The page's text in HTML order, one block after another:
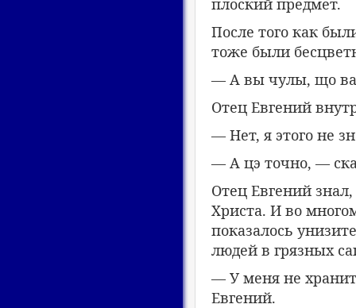
плоский предмет.
После того как
тоже были
— А вы чулы, що
Отец Евгений
— Нет, я этого не
— А цэ точно, —
Отец Евгений
Христа. И во
показалось
людей в грязных
— У меня не
Евгений.